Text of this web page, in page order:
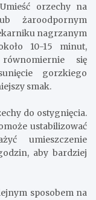
orzechy na
żaroodpornym
nagrzanym
10-15 minut,
się
gorzkiego
smak.
do ostygnięcia.
ustabilizować
umieszczenie
aby bardziej
sposobem na